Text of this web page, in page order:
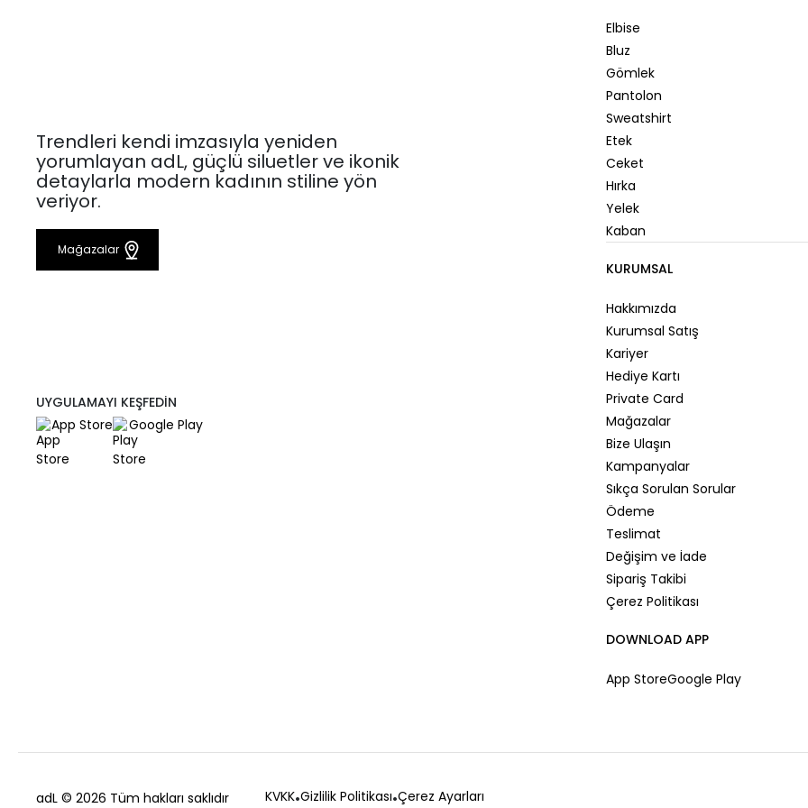
Trendleri kendi imzasıyla yeniden
yorumlayan adL, güçlü siluetler ve ikonik
detaylarla modern kadının stiline yön
veriyor.
Mağazalar
UYGULAMAYI KEŞFEDİN
App Store
Google Play
Elbise
Bluz
Gömlek
Pantolon
Sweatshirt
Etek
Ceket
Hırka
Yelek
Kaban
KURUMSAL
Hakkımızda
Kurumsal Satış
Kariyer
Hediye Kartı
Private Card
Mağazalar
Bize Ulaşın
Kampanyalar
Sıkça Sorulan Sorular
Ödeme
Teslimat
Değişim ve İade
Sipariş Takibi
Çerez Politikası
DOWNLOAD APP
App StoreGoogle Play
adL © 2026 Tüm hakları saklıdır KVKK Gizlilik Politikası Çerez Ayarları